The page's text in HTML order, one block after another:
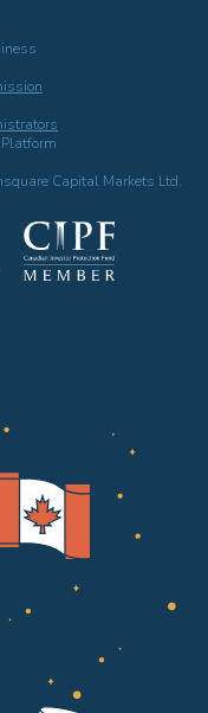
Capital Markets Ltd.